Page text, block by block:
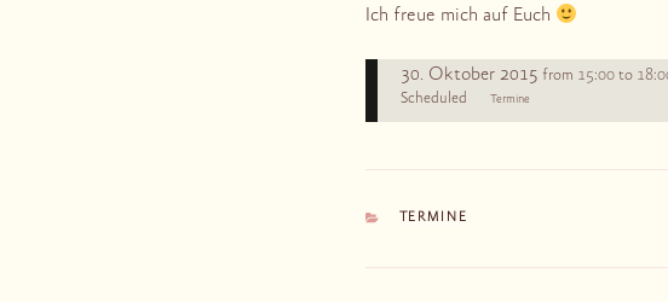
Ich freue mich auf Euch
30. Oktober 2015 from 15:00 to
Scheduled Termine
KATEGORIEN
TERMINE